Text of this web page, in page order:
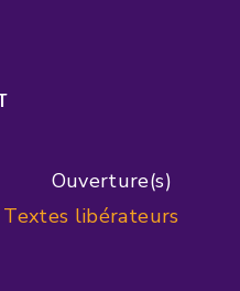
Ouverture(s)
Textes libérateurs